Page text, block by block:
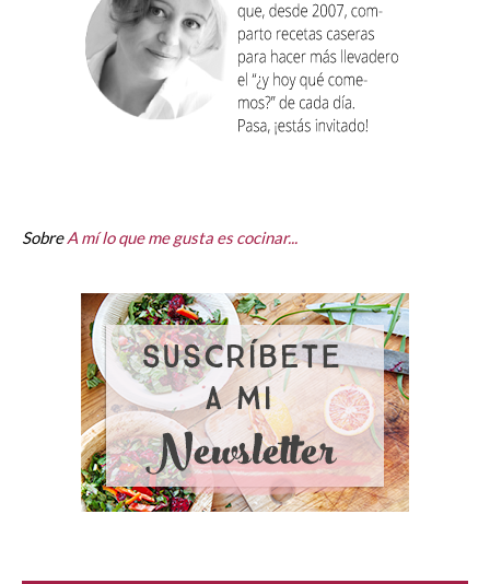
SobreA mí lo que me gusta es cocinar...